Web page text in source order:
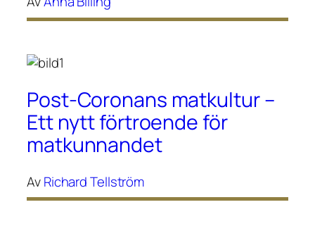
Post-Coronans matkultur –
Ett nytt förtroende för
matkunnandet
AvRichard Tellström